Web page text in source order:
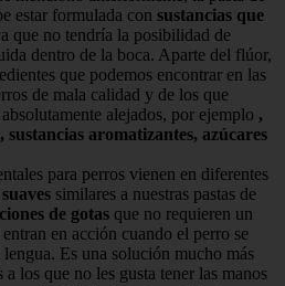
estar formulada con sustancias que
que no tendría la posibilidad de
dentro de la boca. Aparte del flúor,
que podemos encontrar en las
de mala calidad y de los que
alejados, por ejemplo ,
aromatizantes, azúcares
para perros vienen en diferentes
similares a nuestras pastas de
de gotas que no requieren un
en acción cuando el perro se
Es una solución mucho más
a los que no les gusta tener las manos